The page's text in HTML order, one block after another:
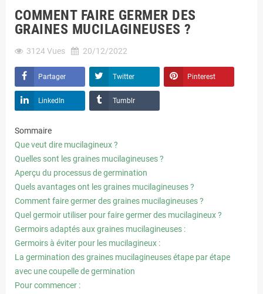
COMMENT FAIRE GERMER DES
GRAINES MUCILAGINEUSES ?
3124Vues 20/12/2022
Partager Twitter Pinterest
LinkedIn Tumblr
Sommaire
Que veut dire mucilagineux ?
Quelles sont les graines mucilagineuses ?
Aperçu du processus de germination
Quels avantages ont les graines mucilagineuses ?
Comment faire germer des graines mucilagineuses ?
Quel germoir utiliser pour faire germer des mucilagineux ?
Germoirs adaptés aux graines mucilagineuses :
Germoirs à éviter pour les mucilagineux :
La germination des graines mucilagineuses étape par étape
avec une coupelle de germination
Pour commencer :